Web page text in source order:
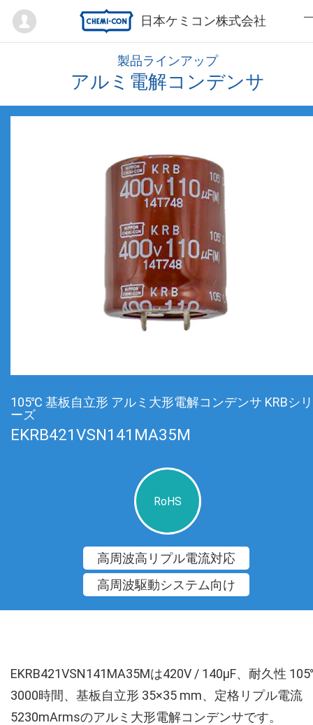
日本ケミコン株式会社
Mypage
製品ラインアップ
アルミ電解コンデンサ
105℃ 基板自立形 アルミ大形電解コンデンサ KRBシリ
ーズ
EKRB421VSN141MA35M
RoHS
高周波高リプル電流対応
高周波駆動システム向け
EKRB421VSN141MA35Mは420V / 140µF、耐久性
3000時間、基板自立形 35×35 mm、定格リプル電流
5230mArmsのアルミ大形電解コンデンサです。